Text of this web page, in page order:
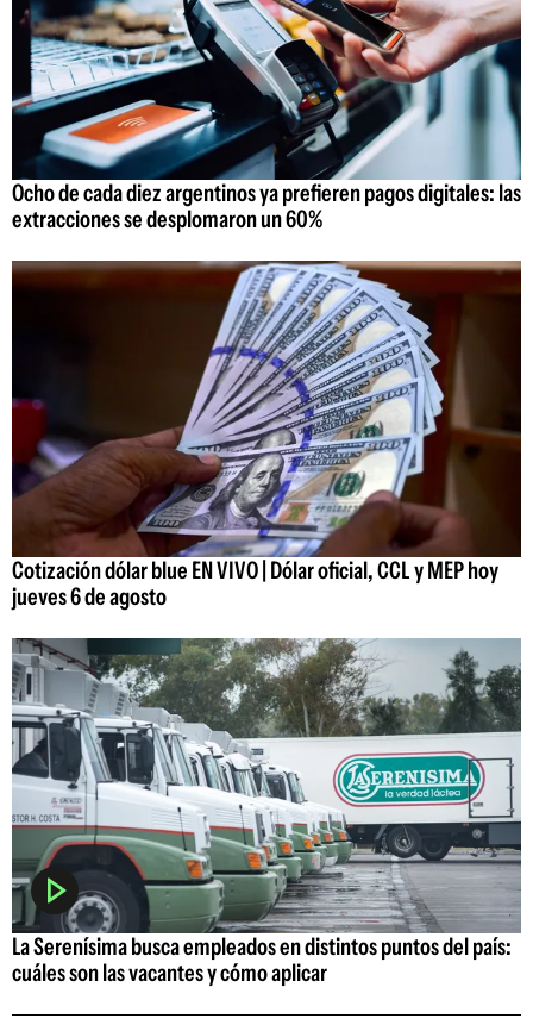
Ocho de cada diez argentinos ya prefieren pagos digitales: las
extracciones se desplomaron un 60%
Cotización dólar blue EN VIVO | Dólar oficial, CCL y MEP hoy
jueves 6 de agosto
La Serenísima busca empleados en distintos puntos del país:
cuáles son las vacantes y cómo aplicar